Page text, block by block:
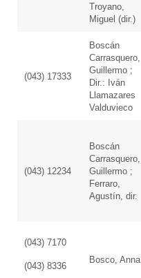
Troyano,
Miguel (dir.)
(043) 17333
Boscán
Carrasquero,
Guillermo ;
Dir.: Iván
Llamazares
Valduvieco
(043) 12234
Boscán
Carrasquero,
Guillermo ;
Ferraro,
Agustín, dir.
(043) 7170
(043) 8336
Bosco, Anna